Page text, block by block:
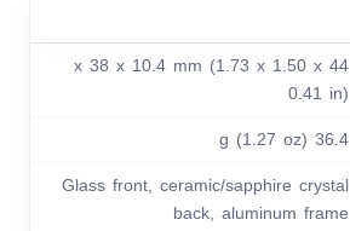
44 x 38 x 10.4 mm (1.73 x 1.50 x
0.41 in)
36.4 g (1.27 oz)
Glass front, ceramic/sapphire crystal
back, aluminum frame